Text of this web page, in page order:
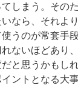
しまう。その
なら、それよ
うのが常套手
ないほどあり
と思うかもし
ントとなる大